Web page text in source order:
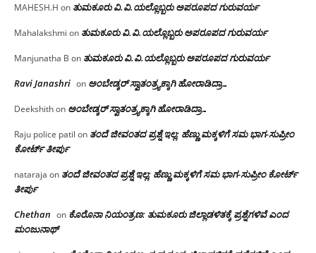
MAHESH.H on ತುಮಕೂರು‌ ವಿ.ವಿ.ಯಲ್ಲೊಬ್ಬರು ಅಪರೂಪದ ಗುರುವರ್ಯ
Mahalakshmi on ತುಮಕೂರು‌ ವಿ.ವಿ.ಯಲ್ಲೊಬ್ಬರು ಅಪರೂಪದ ಗುರುವರ್ಯ
Manjunatha B on ತುಮಕೂರು‌ ವಿ.ವಿ.ಯಲ್ಲೊಬ್ಬರು ಅಪರೂಪದ ಗುರುವರ್ಯ
Ravi Janashri on ಅಂಬೇಡ್ಕರ್ ಸ್ವಾತಂತ್ರ್ಯಕ್ಕಾಗಿ ಹೋರಾಡಿದ್ರಾ…
Deekshithon ಅಂಬೇಡ್ಕರ್ ಸ್ವಾತಂತ್ರ್ಯಕ್ಕಾಗಿ ಹೋರಾಡಿದ್ರಾ…
Raju police patil on ತಂದೆ ಜೀವಂತದ ಪ್ರಶ್ನೆ ಇಲ್ಲ: ಹೆಣ್ಣು ಮಕ್ಕಳಿಗೆ ಸಮ ಭಾಗ-ಸುಪ್ರೀಂ
ಕೋರ್ಟ್ ತೀರ್ಪು
nataraja on ತಂದೆ ಜೀವಂತದ ಪ್ರಶ್ನೆ ಇಲ್ಲ: ಹೆಣ್ಣು ಮಕ್ಕಳಿಗೆ ಸಮ ಭಾಗ-ಸುಪ್ರೀಂ ಕೋರ್ಟ್
ತೀರ್ಪು
Chethan on ಕೊರೊನಾ ನಿಯಂತ್ರಣ: ತುಮಕೂರು ಜಿಲ್ಲಾಡಳಿತಕ್ಕೆ ಪ್ರಶ್ನೆಗಳಿವೆ ಎಂದ
ಮಂಜು‌ನಾಥ್